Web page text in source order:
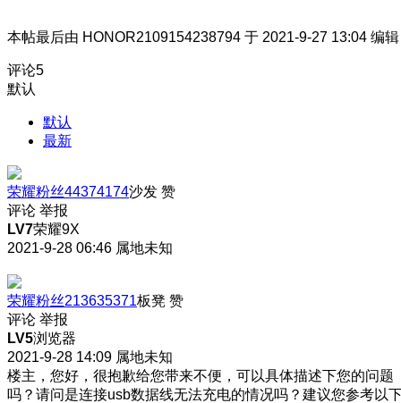
本帖最后由 HONOR2109154238794 于 2021-9-27 13:04 编辑
评论5
默认
默认
最新
荣耀粉丝44374174沙发 赞
评论 举报
LV7荣耀9X
2021-9-28 06:46 属地未知
荣耀粉丝213635371板凳 赞
评论 举报
LV5浏览器
2021-9-28 14:09 属地未知
楼主，您好，很抱歉给您带来不便，可以具体描述下您的问题
吗？请问是连接usb数据线无法充电的情况吗？建议您参考以